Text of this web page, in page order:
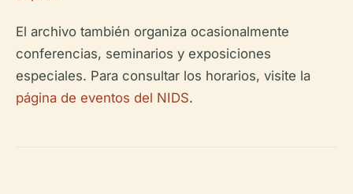
El archivo también organiza ocasionalmente
conferencias, seminarios y exposiciones
especiales. Para consultar los horarios, visite la
página de eventos del NIDS.